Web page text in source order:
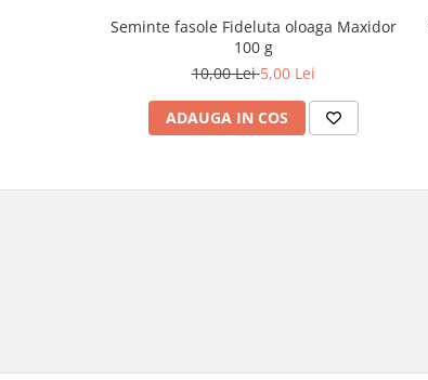
Seminte fasole Fideluta oloaga Maxidor
100 g
10,00 Lei5,00 Lei
ADAUGA IN COS